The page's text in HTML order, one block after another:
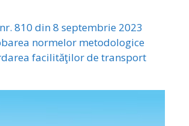
nr. 810 din 8 septembrie 2023
normelor metodologice
facilităţilor de transport